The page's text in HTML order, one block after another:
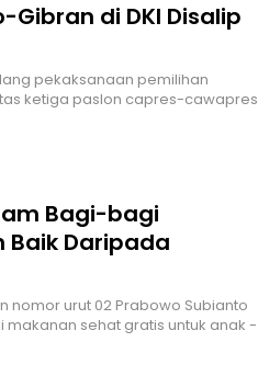
di DKI Disalip
pekaksanaan pemilihan
ketiga paslon capres-cawapres
Bagi-bagi
Baik Daripada
nomor urut 02 Prabowo Subianto
sehat gratis untuk anak -